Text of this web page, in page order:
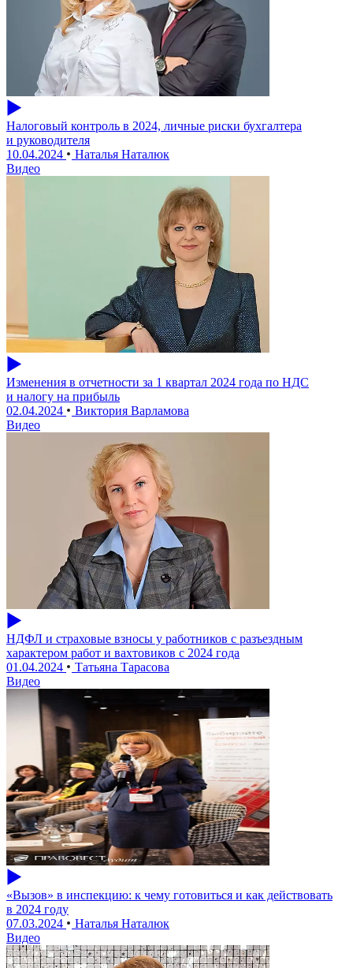
Налоговый контроль в 2024, личные риски бухгалтера
и руководителя
10.04.2024
Наталья Наталюк
Видео
Изменения в отчетности за 1 квартал 2024 года по НДС
и налогу на прибыль
02.04.2024
Виктория Варламова
Видео
НДФЛ и страховые взносы у работников с разъездным
характером работ и вахтовиков с 2024 года
01.04.2024
Татьяна Тарасова
Видео
«Вызов» в инспекцию: к чему готовиться и как действовать
в 2024 году
07.03.2024
Наталья Наталюк
Видео